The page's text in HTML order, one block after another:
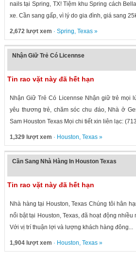
nails tại Spring, TX! Tiệm khu Spring cách
xe. Cần sang gấp, vì lý do gia đình, giá sang
2,672 lượt xem · Spring, Texas»
Nhận Giữ Trẻ Có Licennse
Tin rao vặt này đã hết hạn
Nhận Giữ Trẻ Có Licennse Nhận giữ trẻ mọi
yêu thương trẻ, chăm sóc chu đáo, Nhà ở
Sam Houston Texas Mọi chi tiết xin liên lạc:
1,329 lượt xem · Houston, Texas»
Cần Sang Nhà Hàng In Houston Texas
Tin rao vặt này đã hết hạn
Nhà hàng tại Houston, Texas Chúng tôi hân
nổi bật tại Houston, Texas, đã hoạt động nhiều
Với vị trí thuận lợi và lượng khách hàng đông...
1,904 lượt xem · Houston, Texas»